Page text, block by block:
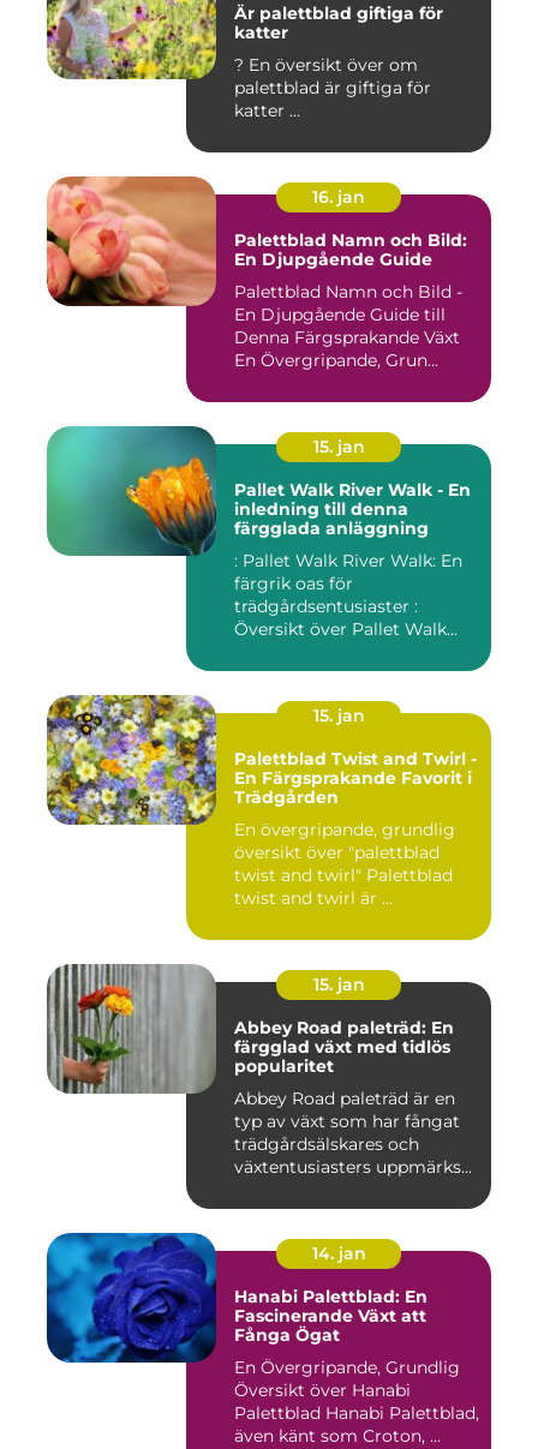
Är palettblad giftiga för
katter
? En översikt över om
palettblad är giftiga för
katter ...
16. jan
Palettblad Namn och Bild:
En Djupgående Guide
Palettblad Namn och Bild -
En Djupgående Guide till
Denna Färgsprakande Växt
En Övergripande, Grun...
15. jan
Pallet Walk River Walk - En
inledning till denna
färgglada anläggning
: Pallet Walk River Walk: En
färgrik oas för
trädgårdsentusiaster :
Översikt över Pallet Walk
15. jan
Palettblad Twist and Twirl -
En Färgsprakande Favorit i
Trädgården
En övergripande, grundlig
översikt över "palettblad
twist and twirl" Palettblad
twist and twirl är ...
15. jan
Abbey Road paleträd: En
färgglad växt med tidlös
popularitet
Abbey Road paleträd är en
typ av växt som har fångat
trädgårdsälskares och
växtentusiasters uppmärks...
14. jan
Hanabi Palettblad: En
Fascinerande Växt att
Fånga Ögat
En Övergripande, Grundlig
Översikt över Hanabi
Palettblad Hanabi Palettblad,
även känt som Croton, ...